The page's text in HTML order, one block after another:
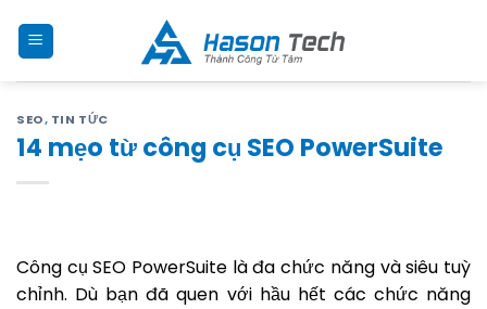
content
SEO, TIN TỨC
14 mẹo từ công cụ SEO PowerSuite
Công cụ SEO PowerSuite là đa chức năng và siêu tuỳ
chỉnh. Dù bạn đã quen với hầu hết các chức năng